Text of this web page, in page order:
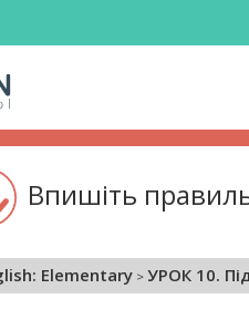
Впишіть
Elementary УРОК 10.